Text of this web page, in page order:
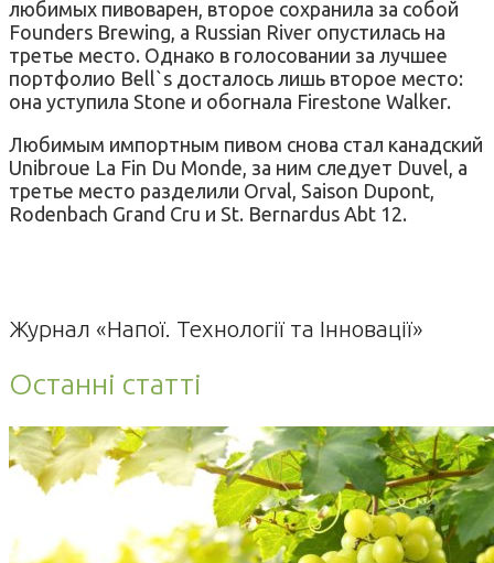
любимых пивоварен, второе сохранила за собой
Founders Brewing, а Russian River опустилась на
третье место. Однако в голосовании за лучшее
портфолио Bell`s досталось лишь второе место:
она уступила Stone и обогнала Firestone Walker.
Любимым импортным пивом снова стал канадский
Unibroue La Fin Du Monde, за ним следует Duvel, а
третье место разделили Orval, Saison Dupont,
Rodenbach Grand Cru и St. Bernardus Abt 12.
Журнал «Напої. Технології та Інновації»
Останні статті